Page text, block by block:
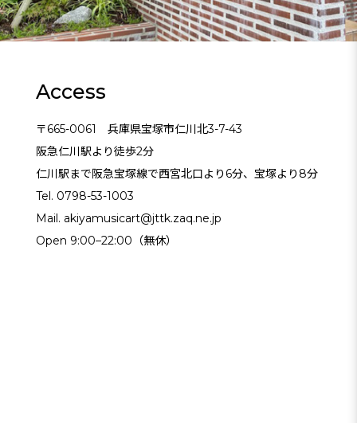
Access
〒665-0061 兵庫県宝塚市仁川北3-7-43
阪急仁川駅より徒歩2分
仁川駅まで阪急宝塚線で西宮北口より6分、宝塚より8分
Tel. 0798-53-1003
Mail. akiyamusicart@jttk.zaq.ne.jp
Open 9:00–22:00（無休）